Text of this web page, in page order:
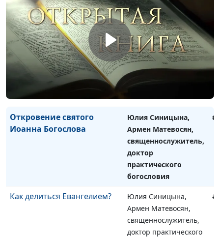
священнослужитель,
доктор практического
богословия
Христианство - атмосфера
принятия
Юлия Синицына,
Армен Матевосян,
священнослужитель,
доктор практического
богословия
Откровение святого
Иоанна Богослова
Юлия Синицына,
Армен Матевосян,
священнослужитель,
доктор
практического
богословия
Как делиться Евангелием?
Юлия Синицына,
Армен Матевосян,
священнослужитель,
доктор практического